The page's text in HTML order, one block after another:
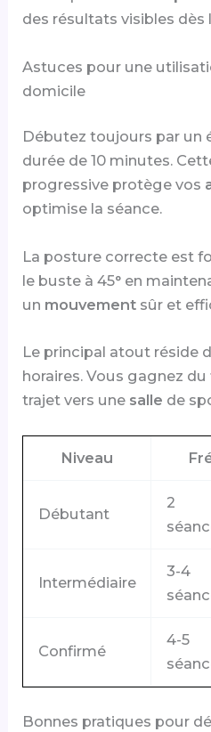
des résultats visibles dès
Astuces pour une
domicile
Débutez toujours par un
durée de 10 minutes.
progressive protège vos
optimise la séance.
La posture correcte est
le buste à 45° en
un mouvement sûr et
Le principal atout réside
horaires. Vous gagnez du
trajet vers une salle de
Niveau
Débutant
2
Intermédiaire
3-4
Confirmé
4-5
Bonnes pratiques pour